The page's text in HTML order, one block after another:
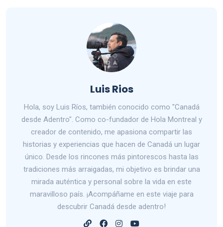
Luis Rios
Hola, soy Luis Ríos, también conocido como "Canadá
desde Adentro". Como co-fundador de Hola Montreal y
creador de contenido, me apasiona compartir las
historias y experiencias que hacen de Canadá un lugar
único. Desde los rincones más pintorescos hasta las
tradiciones más arraigadas, mi objetivo es brindar una
mirada auténtica y personal sobre la vida en este
maravilloso país. ¡Acompáñame en este viaje para
descubrir Canadá desde adentro!